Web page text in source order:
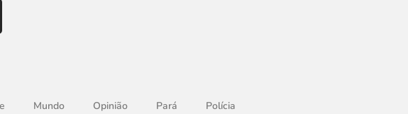
Mundo Opinião Pará Polícia